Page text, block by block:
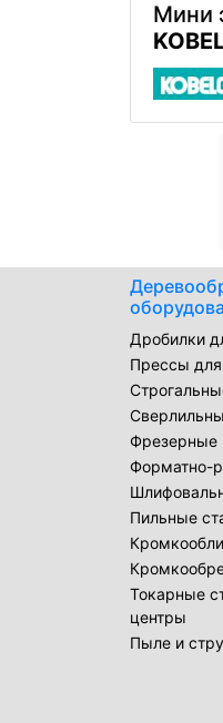
Мини
Дробилки
Прессы
Фрезерные
Форматно-
Пильные
Токарные
центры
Пыле и